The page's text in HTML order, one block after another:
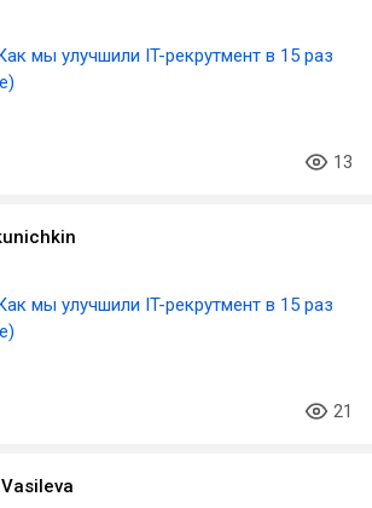
мы улучшили IT-рекрутмент в 15 раз
13
мы улучшили IT-рекрутмент в 15 раз
21